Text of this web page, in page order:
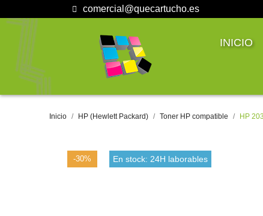
comercial@quecartucho.es
INICIO
Inicio HP (Hewlett Packard) Toner HP compatible HP
-30% En stock: 24H laborables